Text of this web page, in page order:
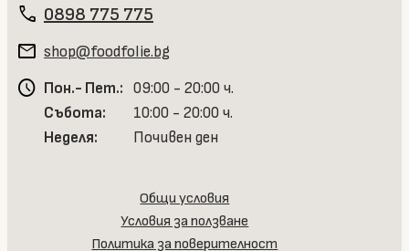
phone 0898 775 775
mail shop@foodfolie.bg
schedule Пон.- Пет.: 09:00 - 20:00 ч.
Събота:
10:00 - 20:00 ч.
Неделя:
Почивен ден
Общи условия
Условия за ползване
Политика за поверителност